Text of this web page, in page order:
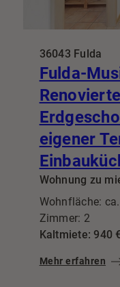
36043 Fulda
Fulda-
eigener
Wohnung zu
Wohnfläche:
Zimmer: 2
Kaltmiete: 940 €
Mehr erfahren